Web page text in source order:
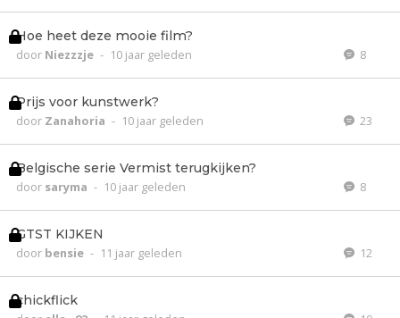
Hoe heet deze mooie film?
door Niezzzje - 10 jaar geleden 8
Prijs voor kunstwerk?
door Zanahoria - 10 jaar geleden 23
Belgische serie Vermist terugkijken?
door saryma - 10 jaar geleden 8
GTST KIJKEN
door bensie - 11 jaar geleden 12
chickflick